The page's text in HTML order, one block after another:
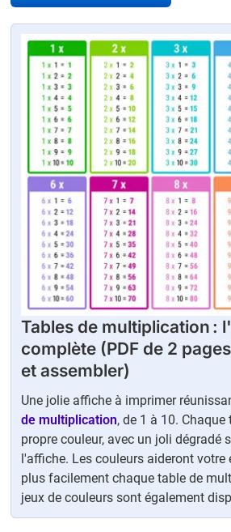
Tables de multiplication :
complète (PDF de 2
et assembler)
Une jolie affiche à imprimer
de multiplication, de 1 à 10.
propre couleur, avec un joli dégradé
l'affiche. Les couleurs aideront
plus facilement chaque table de
jeux de couleurs sont également